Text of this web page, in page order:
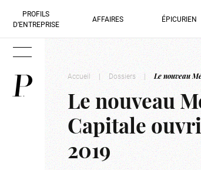
PROFILS
D’ENTREPRISE
AFFAIRES ÉPICURIEN
Accueil | Dossiers | Le nouveau
Le nouveau
Capitale
2019